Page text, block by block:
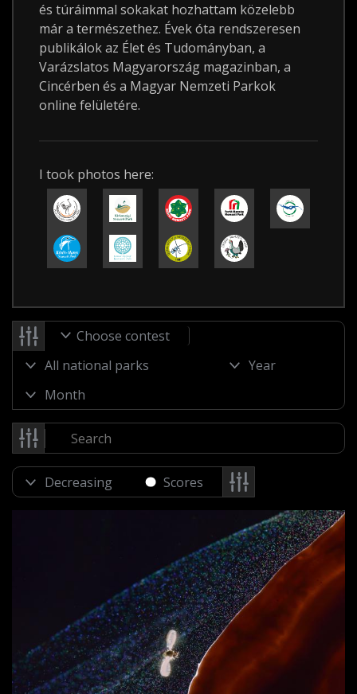
és túráimmal sokakat hozhattam közelebb
már a természethez. Évek óta rendszeresen
publikálok az Élet és Tudományban, a
Varázslatos Magyarország magazinban, a
Cincérben és a Magyar Nemzeti Parkok
online felületére.
I took photos here:
Choose contest
Scores